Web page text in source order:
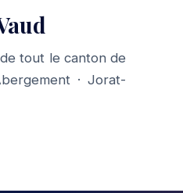
tout le canton de
· Jorat-